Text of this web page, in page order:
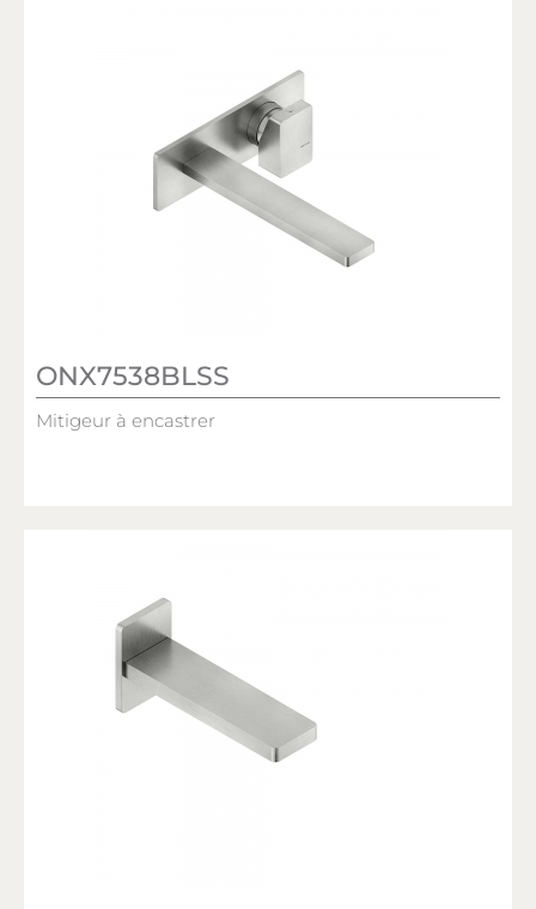
ONX7538BLSS
Mitigeur à encastrer